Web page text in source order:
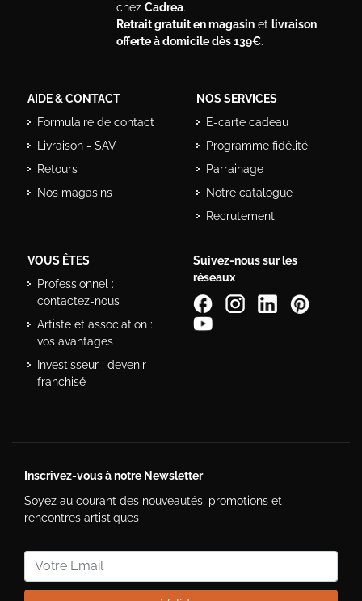
chez Cadrea.
Retrait gratuit en magasinet livraison
offerte à domicile dès 139€.
AIDE & CONTACT
Formulaire de contact
Livraison - SAV
Retours
Nos magasins
NOS SERVICES
E-carte cadeau
Programme fidélité
Parrainage
Notre catalogue
Recrutement
VOUS ÊTES
Professionnel :
contactez-nous
Artiste et association :
vos avantages
Investisseur : devenir
franchisé
Suivez-nous sur les
réseaux
Inscrivez-vous à notre Newsletter
Soyez au courant des nouveautés, promotions et
rencontres artistiques